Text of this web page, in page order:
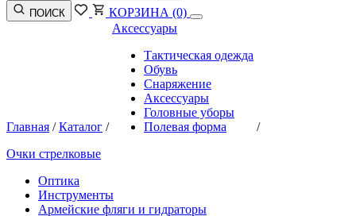
ПОИСК КОРЗИНА (0)
Главная /Каталог /
Аксессуары
Тактическая одежда
Обувь
Снаряжение
Аксессуары
Головные уборы
Полевая форма
/
Очки стрелковые
Оптика
Инструменты
Армейские фляги и гидраторы